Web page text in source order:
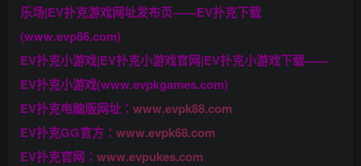
乐场|EV扑克游戏网址发布页——EV扑克下载
(www.evp86.com)
EV扑克小游戏|EV扑克小游戏官网|EV扑克小游戏下载——
EV扑克小游戏(www.evpkgames.com)
EV扑克电脑版网址： www.evpk88.com
EV扑克GG官方： www.evpk68.com
EV扑克官网： www.evpukes.com